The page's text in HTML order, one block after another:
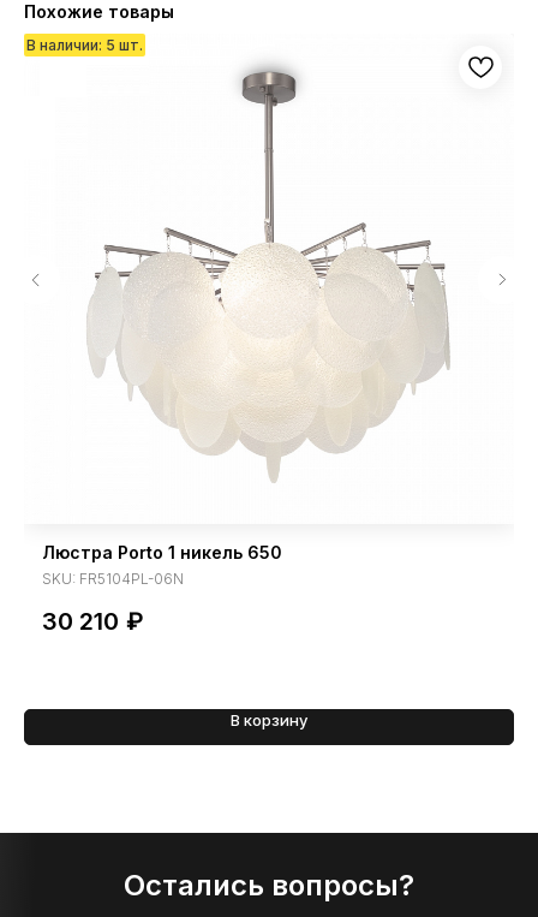
Похожие товары
Люстра Porto 1 никель 650
SKU: FR5104PL-06N
30 210 ₽
В корзину
Остались вопросы?